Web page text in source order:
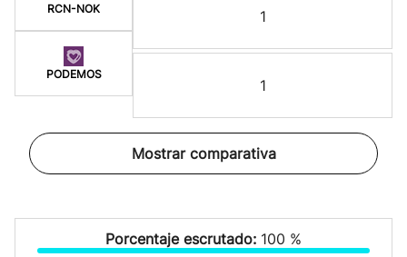
RCN-NOK
PODEMOS
1
1
Mostrar comparativa
Porcentaje escrutado: 100 %